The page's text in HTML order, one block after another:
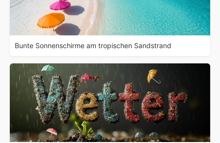
Bunte Sonnenschirme am tropischen Sandstrand